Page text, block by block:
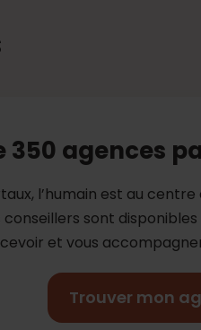
350 agences
l’humain est au
conseillers sont
et vous
Trouver mon